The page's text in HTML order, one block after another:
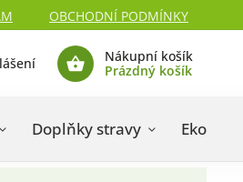
OBCHODNÍ PODMÍNKY
Nákupní košík
Prázdný košík
Doplňky stravy Eko